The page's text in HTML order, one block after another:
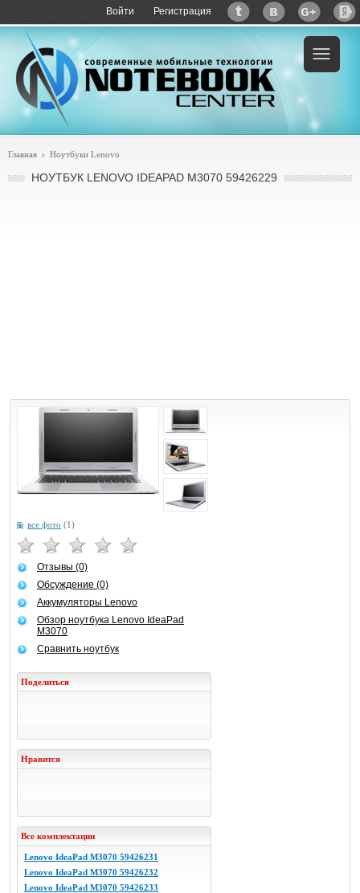
Войти Регистрация
Пример:купить Lenovo IdeaPad M3070
Главная Ноутбуки Lenovo
НОУТБУК LENOVO IDEAPAD M3070 59426229
все фото (1)
Отзывы (0)
Обсуждение (0)
Аккумуляторы Lenovo
Обзор ноутбука Lenovo IdeaPad
M3070
Сравнить ноутбук
Поделиться
Нравится
Все комплектации
Lenovo IdeaPad M3070 59426231
Lenovo IdeaPad M3070 59426232
Lenovo IdeaPad M3070 59426233